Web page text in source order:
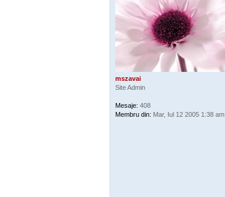
mszavai
Site Admin
Mesaje: 408
Membru din: Mar, Iul 12 2005 1:38 am